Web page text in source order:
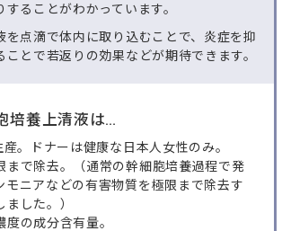
することがわかっています。
を点滴で体内に取り込むことで、炎症を抑
ことで若返りの効果などが期待できます。
培養上清液は…
産。ドナーは健康な日本人女性のみ。
まで除去。（通常の幹細胞培養過程で発
モニアなどの有害物質を極限まで除去す
した。）
度の成分含有量。